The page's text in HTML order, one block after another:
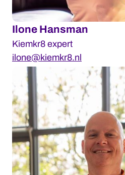
Ilone Hansman
Kiemkr8 expert
ilone@kiemkr8.nl